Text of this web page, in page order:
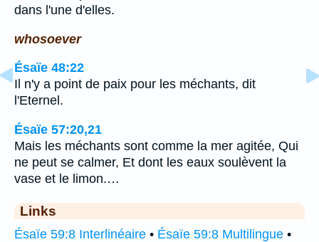
dans l'une d'elles.
whosoever
Ésaïe 48:22
Il n'y a point de paix pour les méchants, dit
l'Eternel.
Ésaïe 57:20,21
Mais les méchants sont comme la mer agitée, Qui
ne peut se calmer, Et dont les eaux soulèvent la
vase et le limon.…
Links
Ésaïe 59:8 Interlinéaire • Ésaïe 59:8 Multilingue •